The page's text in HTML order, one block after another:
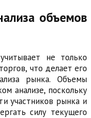
объемов
не только
что делает его
рынка. Объемы
анализе, поскольку
участников рынка и
силу текущего